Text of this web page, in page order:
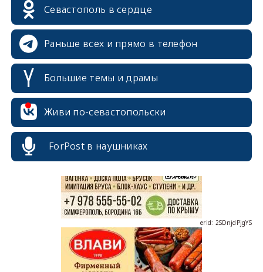
Севастополь в сердце
Раньше всех и прямо в телефон
Большие темы и драмы
Живи по-севастопольски
ForPost в наушниках
erid: 2SDnjdPjgYS